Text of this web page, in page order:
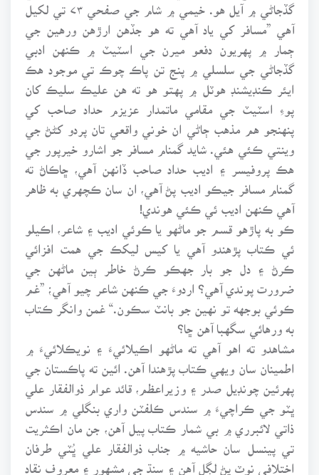
گڏجاڻي ۾ آيل هو. خيمي ۾ شام جي صفحي ۷۳ تي لکيل
آهي ”مسافر کي ياد آهي ته هو جڏهن ارڙهن ورهين جي
ڄمار ۾ پهريون دفعو ميرن جي اسٽيٽ ۾ ڪنهن ادبي
گڏجاڻي جي سلسلي ۾ پنج تن پاڪ چوڪ تي موجود هڪ
ايئر ڪنڊيشنڊ هوٽل ۾ پهتو هو ته هن عليڪ سليڪ کان
پوءِ اسٽيٽ جي مقامي ماتمدار عزيزم حداد صاحب کي
پنهنجو هم مذهب ڄاڻي ان خوني واقعي تان پردو کڻڻ جي
وينتي ڪئي هئي. شايد گمنام مسافر جو اشارو خيرپور جي
هڪ پروفيسر ۽ اديب حداد صاحب ڏانهن آهي، ڇاڪاڻ ته
گمنام مسافر جيڪو اديب پڻ آهي، ان سان ڪچهري به ظاهر
آهي ڪنهن اديب ئي ڪئي هوندي!
ڪو به پاڙهو قسم جو ماڻهو يا ڪوئي اديب ۽ شاعر، اڪيلو
ئي ڪتاب پڙهندو آهي يا کيس ليکڪ جي همت افزائي
ڪرڻ ۽ دل جو بار جهڪو ڪرڻ خاطر ٻين ماڻهن جي
ضرورت پوندي آهي؟ اردوءَ جي ڪنهن شاعر چيو آهي؛ ”غم
ڪوئي بوجهه تو نهين جو بانٽ سڪون.“ غمن وانگر ڪتاب
به ورهائي سگهبا آهن ڇا؟
مشاهدو ته اهو آهي ته ماڻهو اڪيلائيءَ ۽ نويڪلائيءَ ۾
اطمينان سان ويهي ڪتاب پڙهندا آهن. ائين ته پاڪستان جي
پهرئين چونڊيل صدر ۽ وزيراعظم، قائد عوام ذوالفقار علي
ڀٽو جي ڪراچيءَ ۾ سندس ڪلفٽن واري بنگلي ۾ سندس
ذاتي لائبرري ۾ بي شمار ڪتاب پيل آهن، جن مان اڪثريت
تي پينسل سان حاشيه ۾ جناب ذوالفقار علي ڀُٽي طرفان
اختلافي نوٽ پڻ لڳل آهن ۽ سنڌ جي مشهور ۽ معروف نقاد